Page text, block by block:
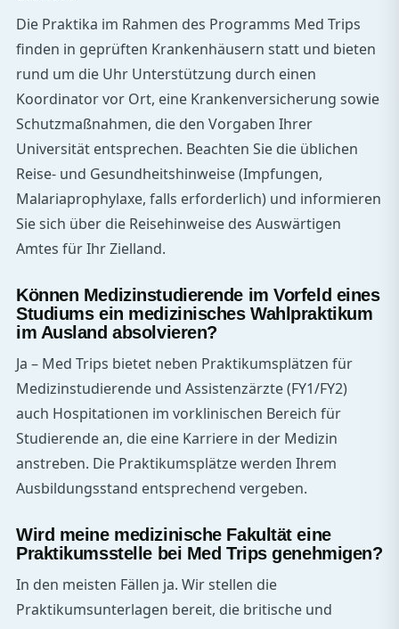
Die Praktika im Rahmen des Programms Med Trips
finden in geprüften Krankenhäusern statt und bieten
rund um die Uhr Unterstützung durch einen
Koordinator vor Ort, eine Krankenversicherung sowie
Schutzmaßnahmen, die den Vorgaben Ihrer
Universität entsprechen. Beachten Sie die üblichen
Reise- und Gesundheitshinweise (Impfungen,
Malariaprophylaxe, falls erforderlich) und informieren
Sie sich über die Reisehinweise des Auswärtigen
Amtes für Ihr Zielland.
Können Medizinstudierende im Vorfeld eines
Studiums ein medizinisches Wahlpraktikum
im Ausland absolvieren?
Ja – Med Trips bietet neben Praktikumsplätzen für
Medizinstudierende und Assistenzärzte (FY1/FY2)
auch Hospitationen im vorklinischen Bereich für
Studierende an, die eine Karriere in der Medizin
anstreben. Die Praktikumsplätze werden Ihrem
Ausbildungsstand entsprechend vergeben.
Wird meine medizinische Fakultät eine
Praktikumsstelle bei Med Trips genehmigen?
In den meisten Fällen ja. Wir stellen die
Praktikumsunterlagen bereit, die britische und